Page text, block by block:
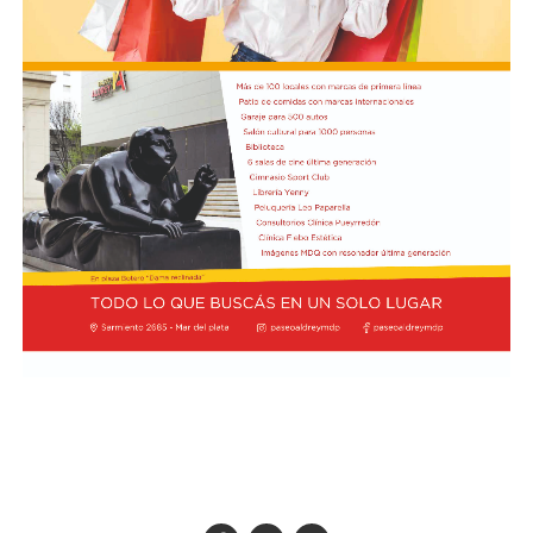
El presidente Javier Milei recibió el título de Doctor
Honoris Causa.
Previamente, Milei participó del acto de juramentación
y toma de mando de la presidenta de Perú, Keiko
Fujimori, realizado en el Congreso de ese país, en el
marco de su visita oficial a Lima.
El presidente viajó acompañado por una comitiva
integrada por el canciller Pablo Quirno y la secretaria
general de la Presidencia, Karina Milei.